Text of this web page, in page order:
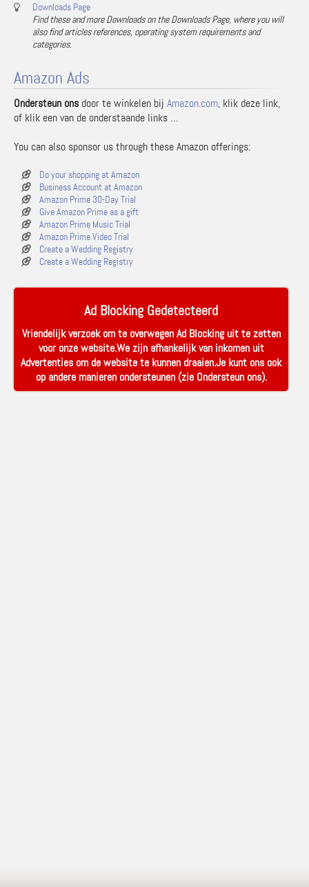
Downloads Page
Find these and more Downloads on the Downloads Page, where you will
also find articles references, operating system requirements and
categories.
Amazon Ads
Ondersteun ons door te winkelen bij Amazon.com, klik deze link,
of klik een van de onderstaande links …
You can also sponsor us through these Amazon offerings:
Do your shopping at Amazon
Business Account at Amazon
Amazon Prime 30-Day Trial
Give Amazon Prime as a gift
Amazon Prime Music Trial
Amazon Prime Video Trial
Create a Wedding Registry
Create a Wedding Registry
Ad Blocking Gedetecteerd
Vriendelijk verzoek om te overwegen Ad Blocking uit te zetten
voor onze website.We zijn afhankelijk van inkomen uit
Advertenties om de website te kunnen draaien.Je kunt ons ook
op andere manieren ondersteunen (zie Ondersteun ons).